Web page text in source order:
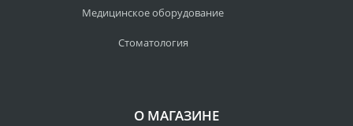
Медицинское оборудование
Стоматология
О МАГАЗИНЕ